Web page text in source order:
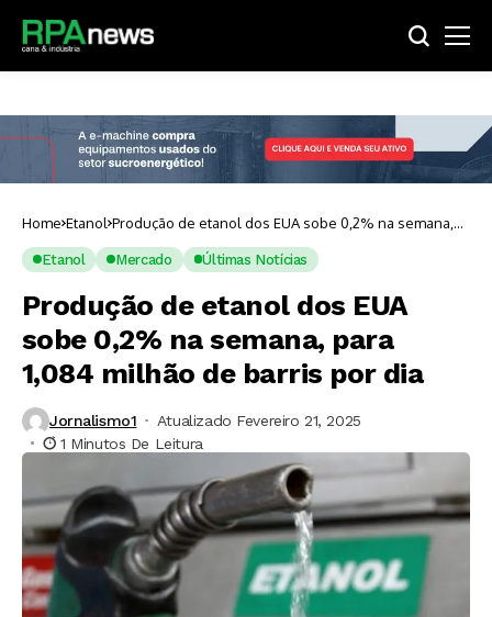
Home Etanol Produção de etanol dos EUA sobe 0,2% na semana,
para 1,084 milhão de barris por dia
Etanol Mercado Últimas Notícias
Produção de etanol dos EUA
sobe 0,2% na semana, para
1,084 milhão de barris por dia
Jornalismo1
Atualizado Fevereiro 21, 2025
1 Minutos De Leitura